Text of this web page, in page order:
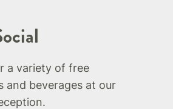
a variety of free
and beverages at our